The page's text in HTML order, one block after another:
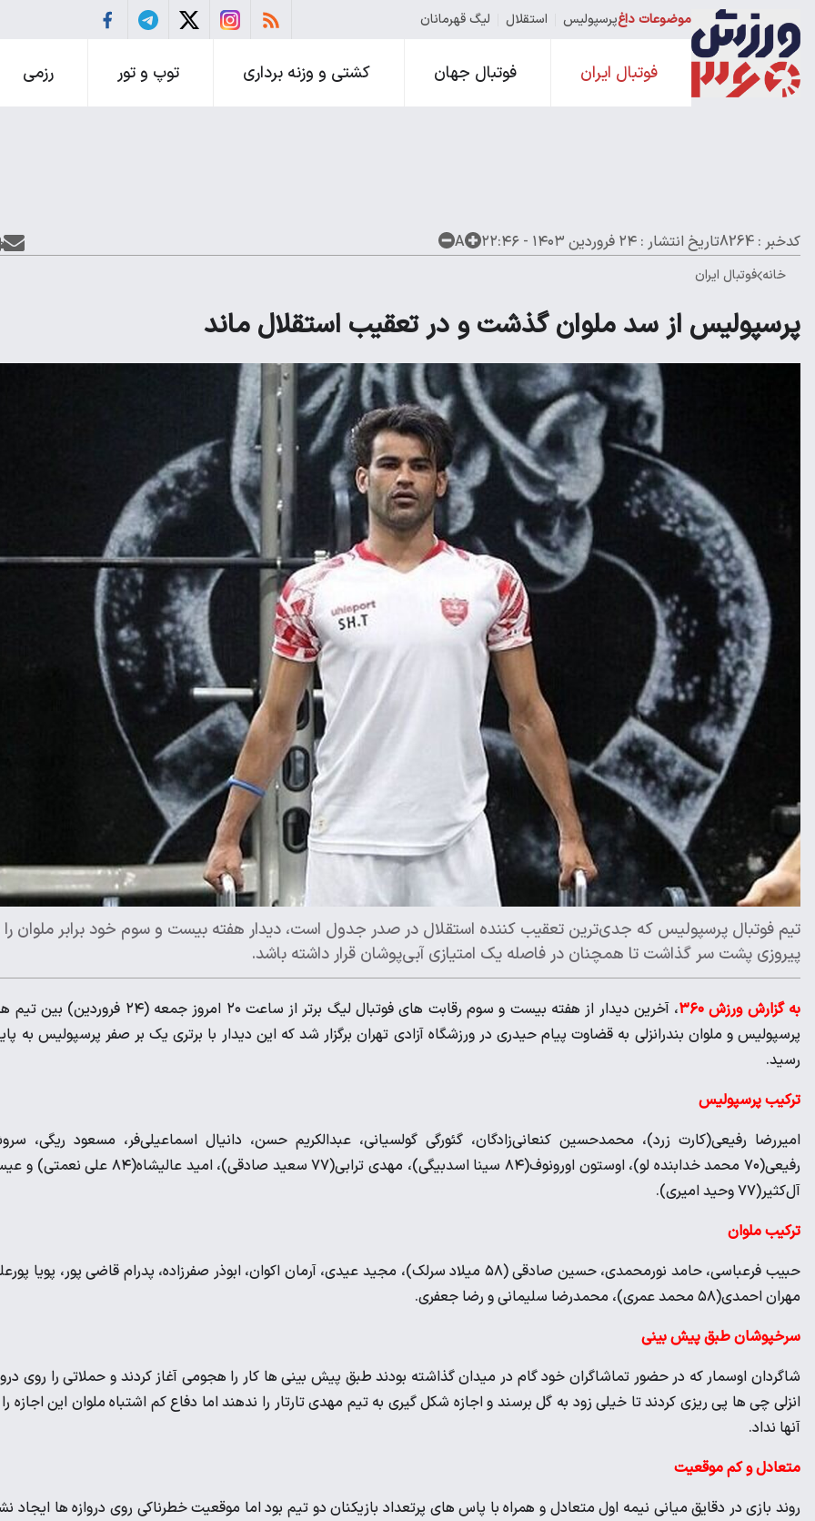
موضوعات داغپرسپولیس استقلال لیگ قهرمانان
فوتبال ایران فوتبال جهان کشتی و وزنه برداری توپ و تور رزمی
کدخبر : 8264 تاریخ انتشار : ۲۴ فروردین ۱۴۰۳ - ۲۲:۴۶ A
خانه فوتبال ایران
پرسپولیس از سد ملوان گذشت و در تعقیب استقلال ماند
تیم فوتبال پرسپولیس که جدی‌ترین تعقیب کننده استقلال در صدر جدول است، دیدار هفته بیست و سوم خود برابر ملوان را
پیروزی پشت سر گذاشت تا همچنان در فاصله یک امتیازی آبی‌پوشان قرار داشته باشد.
به گزارش ورزش ۳۶۰
، آخرین دیدار از هفته بیست و سوم رقابت های فوتبال لیگ برتر از ساعت ۲۰ امروز جمعه (۲۴
پرسپولیس و ملوان بندرانزلی به قضاوت پیام حیدری در ورزشگاه آزادی تهران برگزار شد که این دیدار با برتری یک بر صفر پرسپولیس به
رسید.
ترکیب پرسپولیس
امیررضا رفیعی(کارت زرد)، محمدحسین کنعانی‌زادگان، گئورگی گولسیانی، عبدالکریم حسن، دانیال اسماعیلی‌فر، مسعود ریگی،
رفیعی(۷۰ محمد خدابنده لو)، اوستون اورونوف(۸۴ سینا اسدبیگی)، مهدی ترابی(۷۷ سعید صادقی)، امید
آل‌کثیر(۷۷ وحید امیری).
ترکیب ملوان
حبیب فرعباسی، حامد نورمحمدی، حسین صادقی (۵۸ میلاد سرلک)، مجید عیدی، آرمان اکوان، ابوذر صفرزاده، پدرام قاضی پور، پویا
مهران احمدی(۵۸ محمد عمری)، محمدرضا سلیمانی و رضا جعفری.
سرخپوشان طبق پیش بینی
شاگردان اوسمار که در حضور تماشاگران خود گام در میدان گذاشته بودند طبق پیش بینی ها کار را هجومی آغاز کردند و حملاتی را روی
انزلی چی ها پی ریزی کردند تا خیلی زود به گل برسند و اجازه شکل گیری به تیم مهدی تارتار را ندهند اما دفاع کم اشتباه ملوان این اجازه
آنها نداد.
متعادل و کم موقعیت
روند بازی در دقایق میانی نیمه اول متعادل و همراه با پاس های پرتعداد بازیکنان دو تیم بود اما موقعیت خطرناکی روی دروازه ها ایجاد